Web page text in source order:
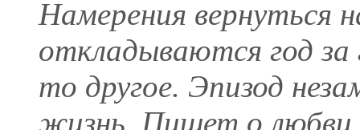
Намерения вернуться
откладываются год
то другое. Эпизод
жизнь. Пишет о